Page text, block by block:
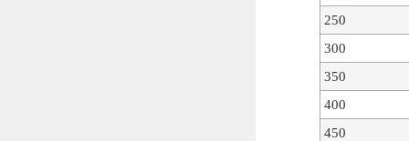
250
300
350
400
450